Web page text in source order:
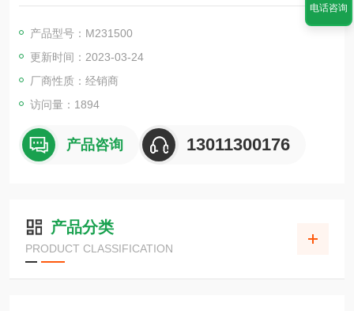
as one component in a complete culture environment
产品型号：M231500
更新时间：2023-03-24
厂商性质：经销商
访问量：1894
产品咨询 13011300176
产品分类
PRODUCT CLASSIFICATION
电话咨询